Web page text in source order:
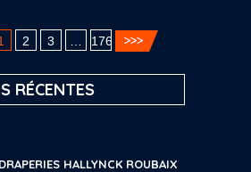
2 3 176
RÉCENTES
DRAPERIES HALLYNCK ROUBAIX